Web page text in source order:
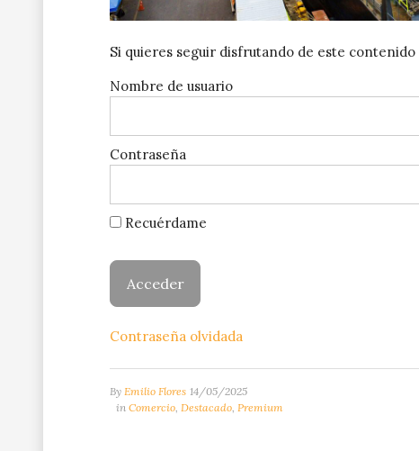
Si quieres seguir disfrutando de este contenido
Nombre de usuario
Contraseña
Recuérdame
Contraseña olvidada
By Emilio Flores 14/05/2025
in Comercio Destacado Premium